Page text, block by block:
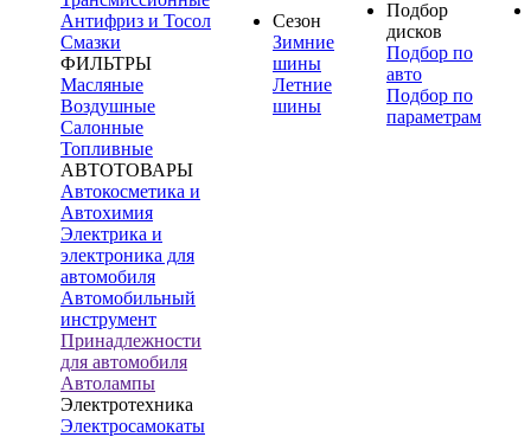
Антифриз и Тосол
Смазки
ФИЛЬТРЫ
Масляные
Воздушные
Салонные
Топливные
АВТОТОВАРЫ
Автокосметика и
Автохимия
Электрика и
электроника для
автомобиля
Автомобильный
инструмент
Принадлежности
для автомобиля
Автолампы
Электротехника
Электросамокаты
Сезон
Зимние
шины
Летние
шины
Подбор
дисков
Подбор по
авто
Подбор по
параметрам